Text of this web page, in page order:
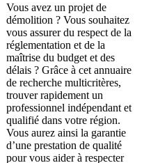
Vous avez un projet de
démolition ? Vous souhaitez
vous assurer du respect de la
réglementation et de la
maîtrise du budget et des
délais ? Grâce à cet annuaire
de recherche multicritères,
trouver rapidement un
professionnel indépendant et
qualifié dans votre région.
Vous aurez ainsi la garantie
d’une prestation de qualité
pour vous aider à respecter